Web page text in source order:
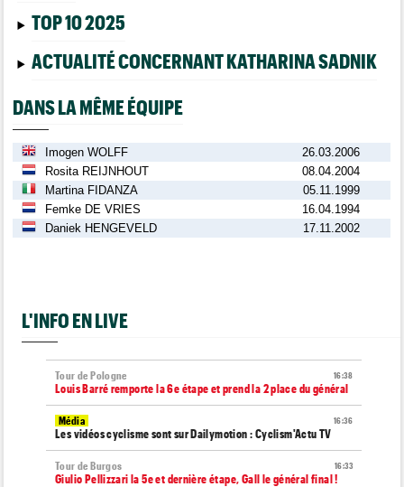
TOP 10 2025
ACTUALITÉ CONCERNANT KATHARINA SADNIK
DANS LA MÊME ÉQUIPE
Imogen WOLFF
26.03.2006
Rosita REIJNHOUT
08.04.2004
Martina FIDANZA
05.11.1999
Femke DE VRIES
16.04.1994
Daniek HENGEVELD
17.11.2002
L'INFO EN LIVE
16:38
Tour de Pologne
Louis Barré remporte la 6e étape et prend la 2 place du général
16:36
Média
Les vidéos cyclisme sont sur Dailymotion : Cyclism'Actu TV
16:33
Tour de Burgos
Giulio Pellizzari la 5e et dernière étape, Gall le général final !